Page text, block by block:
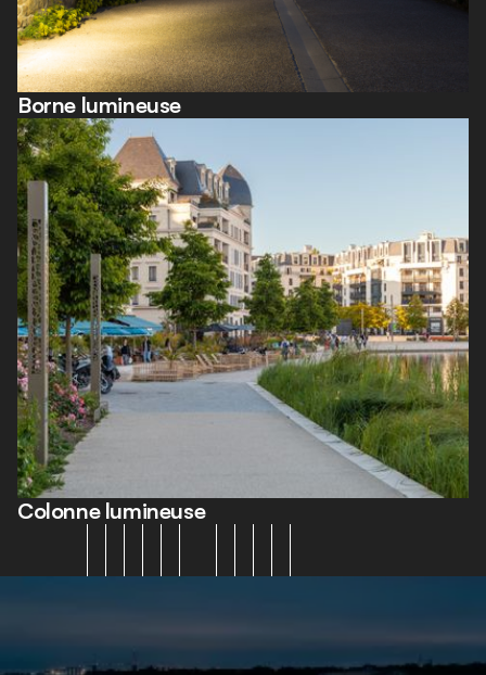
Borne lumineuse
Colonne lumineuse